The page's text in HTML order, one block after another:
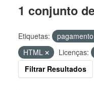
1 conjunto
Etiquetas: pagamento
HTML
Licenças:
Filtrar Resultados